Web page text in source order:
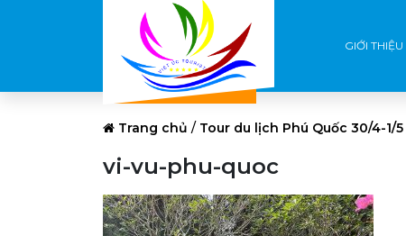
GIỚI THIỆU
Trang chủ / Tour du lịch Phú Quốc 30/4-1/5
vi-vu-phu-quoc